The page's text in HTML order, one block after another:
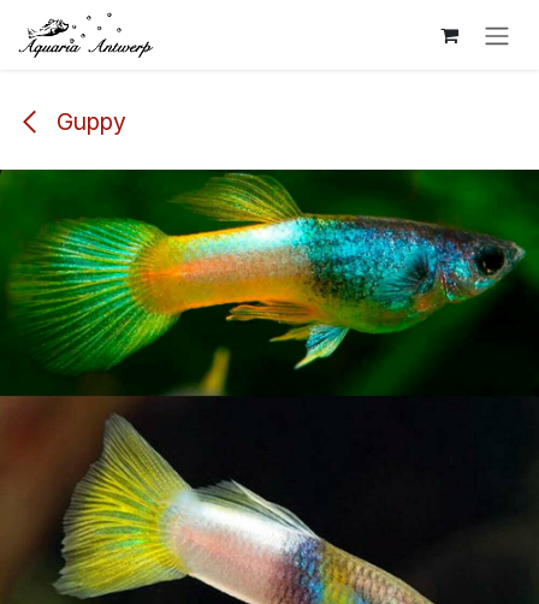
Overslaan naar inhoud
Guppy